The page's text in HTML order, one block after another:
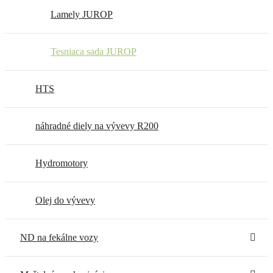
Tankwagon/EURO spojky
Záhradné spojky PVC/MS
Opravárenské sady B.P.
Lamely JUROP
Tesniaca sada JUROP
HTS
náhradné diely na vývevy R200
Hydromotory
Olej do vývevy
ND na fekálne vozy